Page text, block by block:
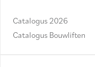
Catalogus 2026
Catalogus Bouwliften